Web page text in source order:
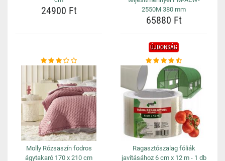
24900 Ft
2550M 380 mm
65880 Ft
Molly Rózsaszín fodros
ágytakaró 170 x 210 cm
ÚJDONSÁG
Ragasztószalag fóliák
javításához 6 cm x 12 m - 1 db